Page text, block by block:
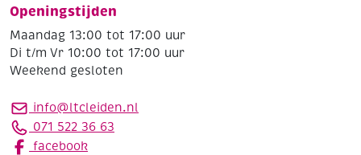
Openingstijden
Maandag 13:00 tot 17:00 uur
Di t/m Vr 10:00 tot 17:00 uur
Weekend gesloten
info@ltcleiden.nl
071 522 36 63
facebook